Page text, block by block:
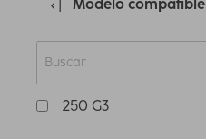
Modelo compatible
250 G3